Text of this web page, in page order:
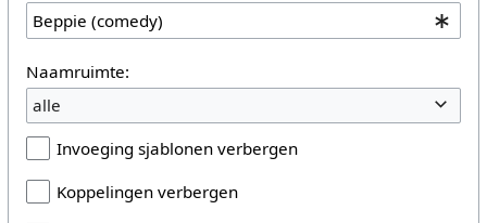
Naamruimte:
alle
Invoeging sjablonen verbergen
Koppelingen verbergen